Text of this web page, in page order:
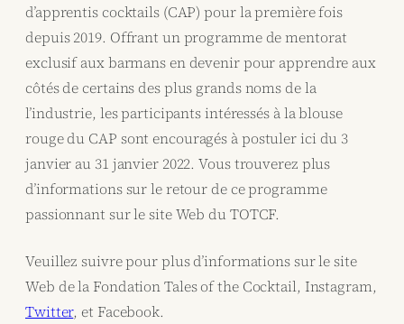
d’apprentis cocktails (CAP) pour la première fois
depuis 2019. Offrant un programme de mentorat
exclusif aux barmans en devenir pour apprendre aux
côtés de certains des plus grands noms de la
l’industrie, les participants intéressés à la blouse
rouge du CAP sont encouragés à postuler ici du 3
janvier au 31 janvier 2022. Vous trouverez plus
d’informations sur le retour de ce programme
passionnant sur le site Web du TOTCF.
Veuillez suivre pour plus d’informations sur le site
Web de la Fondation Tales of the Cocktail, Instagram,
Twitter, et Facebook.